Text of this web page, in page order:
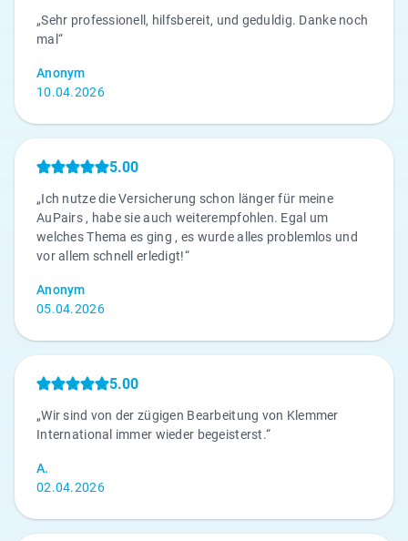
„Sehr professionell, hilfsbereit, und geduldig. Danke noch
mal“
Anonym
10.04.2026
5.00
„Ich nutze die Versicherung schon länger für meine
AuPairs , habe sie auch weiterempfohlen. Egal um
welches Thema es ging , es wurde alles problemlos und
vor allem schnell erledigt!“
Anonym
05.04.2026
5.00
„Wir sind von der zügigen Bearbeitung von Klemmer
International immer wieder begeisterst.“
A.
02.04.2026